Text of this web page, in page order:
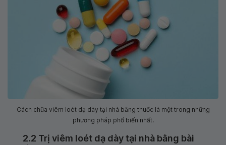
Cách chữa viêm loét dạ dày tại nhà bằng thuốc là một trong những
phương pháp phổ biến nhất.
2.2 Trị viêm loét dạ dày tại nhà bằng bài